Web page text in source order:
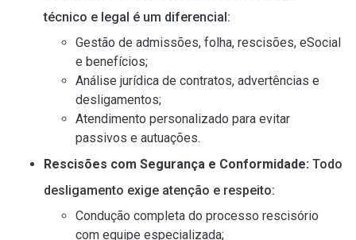
técnico e legal é um diferencial:
Gestão de admissões, folha, rescisões, eSocial
e benefícios;
Análise jurídica de contratos, advertências e
desligamentos;
Atendimento personalizado para evitar
passivos e autuações.
Rescisões com Segurança e Conformidade: Todo
desligamento exige atenção e respeito:
Condução completa do processo rescisório
com equipe especializada;